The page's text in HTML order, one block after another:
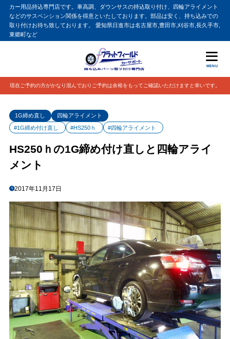
カー用品持込専門店です。車高調、ダウンサスの持込取り付け、四輪アライメント
などのサスペンション関係を得意といたしております。部品は安く、持ち込みでの
取り付けお待ち致しております。 愛知県日進市は名古屋市,豊田市,刈谷市,長久手市,
東郷町など
MENU
現在ご予約の方がかなり混んでおりご予約は余裕をもってご確認いただけますと幸いです。
1G締め直し
四輪アライメント
#1G締め付け直し
#HS250ｈ #四輪アライメント
HS250ｈの1G締め付け直しと四輪アライ
メント
2017年11月17日